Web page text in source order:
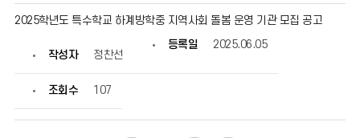
2025학년도 특수학교 하계방학중 지역사회 돌봄 운영 기관 모집 공고
작성자 정찬선
등록일 2025.06.05
조회수 107